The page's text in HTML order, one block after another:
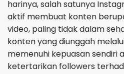
harinya, salah satunya
aktif membuat konten
video, paling tidak dalam
konten yang diunggah
memenuhi kepuasan sendiri
ketertarikan followers